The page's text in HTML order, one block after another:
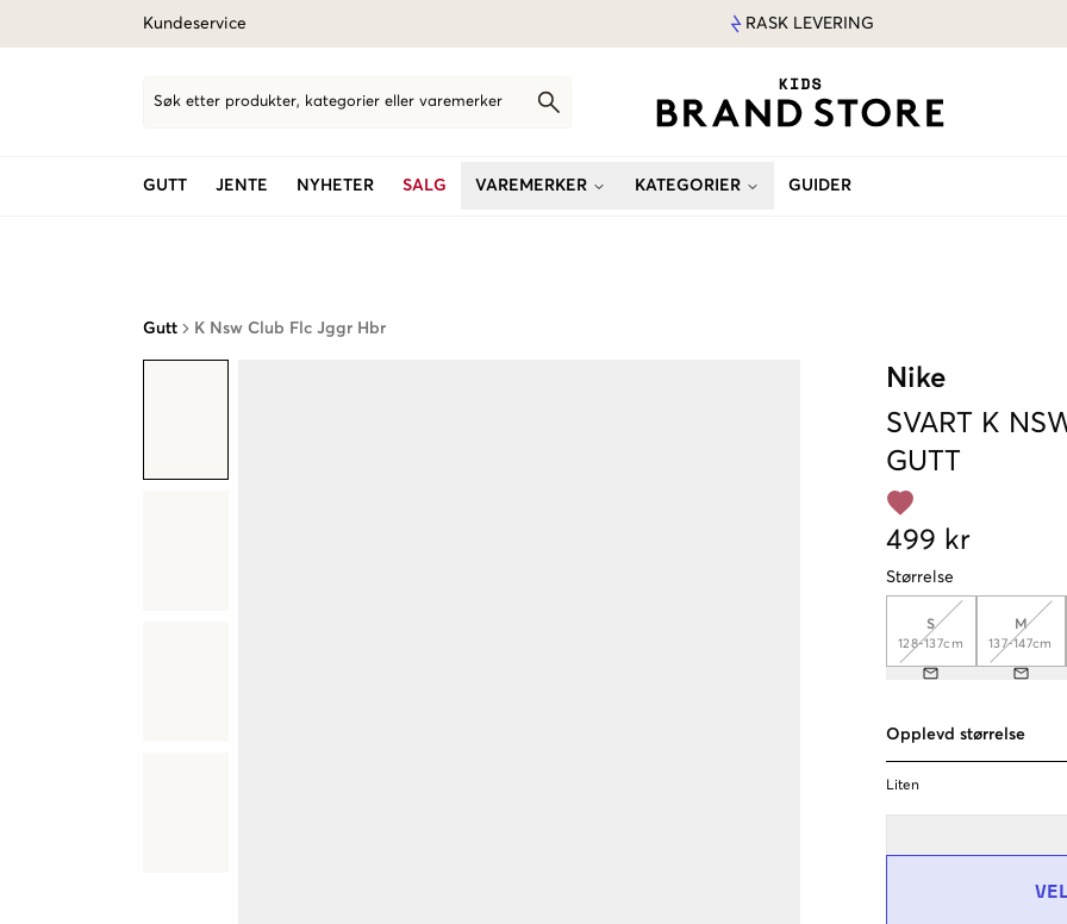
Kundeservice RASK LEVERING
Søk etter produkter, kategorier eller varemerker
GUTT JENTE NYHETER SALG VAREMERKER KATEGORIER GUIDER
Gutt K Nsw Club Flc Jggr Hbr
Nike
SVART K
GUTT
499 kr
Størrelse
S
128-137cm
M
137-147cm
Opplevd størrelse
Liten